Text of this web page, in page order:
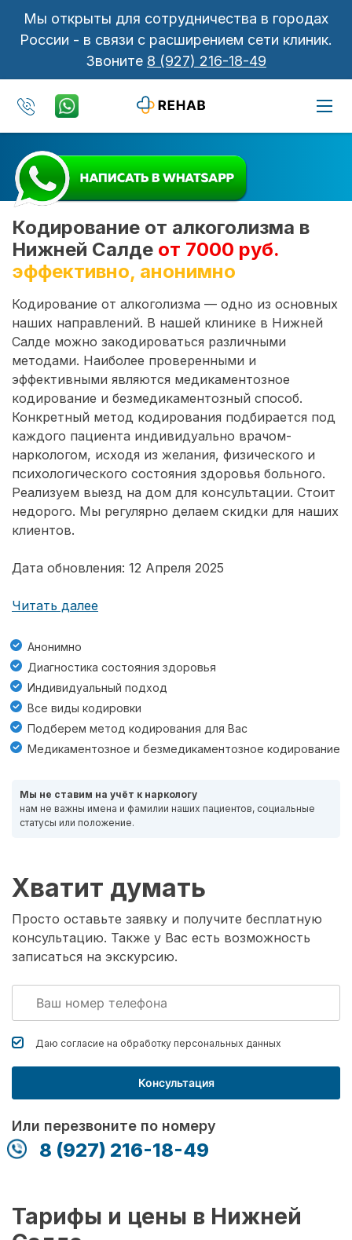
Мы открыты для сотрудничества в городах
России - в связи с расширением сети клиник.
Звоните 8 (927) 216-18-49
Кодирование от алкоголизма в
Нижней Салде от 7000 руб.
эффективно, анонимно
Кодирование от алкоголизма — одно из основных
наших направлений. В нашей клинике в Нижней
Салде можно закодироваться различными
методами. Наиболее проверенными и
эффективными являются медикаментозное
кодирование и безмедикаментозный способ.
Конкретный метод кодирования подбирается под
каждого пациента индивидуально врачом-
наркологом, исходя из желания, физического и
психологического состояния здоровья больного.
Реализуем выезд на дом для консультации. Стоит
недорого. Мы регулярно делаем скидки для наших
клиентов.
Дата обновления: 12 Апреля 2025
Читать далее
Анонимно
Диагностика состояния здоровья
Индивидуальный подход
Все виды кодировки
Подберем метод кодирования для Вас
Медикаментозное и безмедикаментозное кодирование
Мы не ставим на учёт к наркологу
нам не важны имена и фамилии наших пациентов, социальные
статусы или положение.
Хватит думать
Просто оставьте заявку и получите бесплатную
консультацию. Также у Вас есть возможность
записаться на экскурсию.
Даю согласие на обработку персональных данных
Консультация
Или перезвоните по номеру
8 (927) 216-18-49
Тарифы и цены в Нижней